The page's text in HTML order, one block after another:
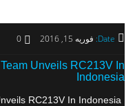
Date: فوریه 15, 2016 0
Team Unveils RC213V In
Indonesia
RC213V In Indonesia